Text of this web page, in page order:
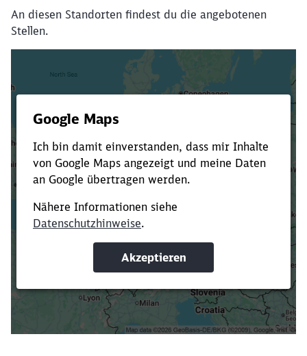
An diesen Standorten findest du die angebotenen
Stellen.
Verkürze die Ladezeit, indem du Suchbegriffe
oder Filter hinzufügst.
Suchbegriffe eingeben
Filter setzen